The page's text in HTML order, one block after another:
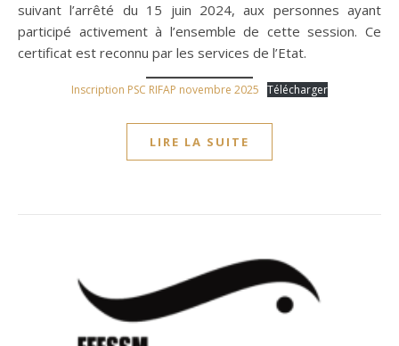
suivant l’arrêté du 15 juin 2024, aux personnes ayant
participé activement à l’ensemble de cette session. Ce
certificat est reconnu par les services de l’Etat.
Inscription PSC RIFAP novembre 2025 Télécharger
LIRE LA SUITE